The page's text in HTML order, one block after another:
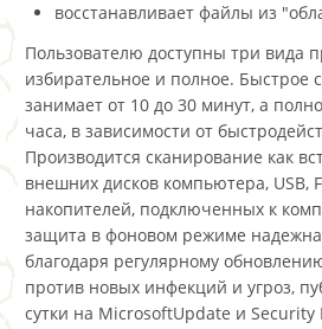
восстанавливает файлы из
Пользователю доступны три вида
избирательное и полное. Быстрое
занимает от 10 до 30 минут, а
часа, в зависимости от
Производится сканирование как
внешних дисков компьютера, USB,
накопителей, подключенных к
защита в фоновом режиме
благодаря регулярному
против новых инфекций и угроз,
сутки на MicrosoftUpdate и Security